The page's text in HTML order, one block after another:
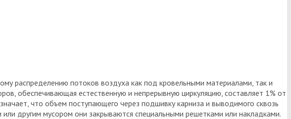
распределению потоков воздуха как под кровельными материалами, так и
обеспечивающая естественную и непрерывную циркуляцию, составляет 1% от
что объем поступающего через подшивку карниза и выводимого сквозь
другим мусором они закрываются специальными решетками или накладками.